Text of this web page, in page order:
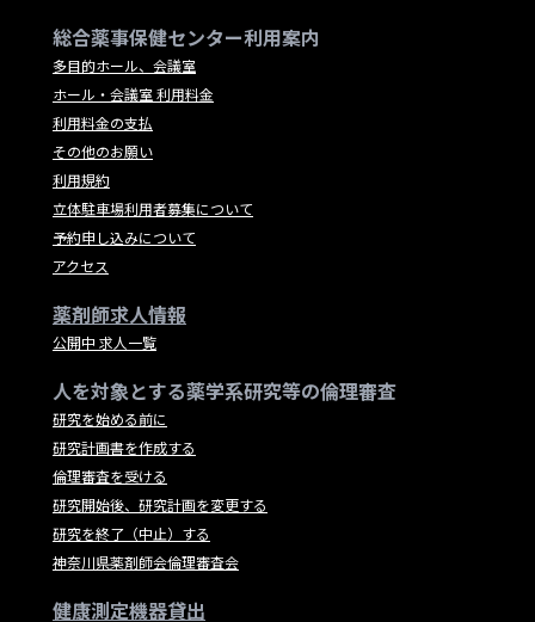
総合薬事保健センター利用案内
多目的ホール、会議室
ホール・会議室 利用料金
利用料金の支払
その他のお願い
利用規約
立体駐車場利用者募集について
予約申し込みについて
アクセス
薬剤師求人情報
公開中 求人一覧
人を対象とする薬学系研究等の倫理審査
研究を始める前に
研究計画書を作成する
倫理審査を受ける
研究開始後、研究計画を変更する
研究を終了（中止）する
神奈川県薬剤師会倫理審査会
健康測定機器貸出